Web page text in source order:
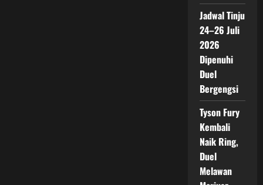
Jadwal Tinju
24–26 Juli
2026
Dipenuhi
Duel
Bergengsi
Tyson Fury
Kembali
Naik Ring,
Duel
Melawan